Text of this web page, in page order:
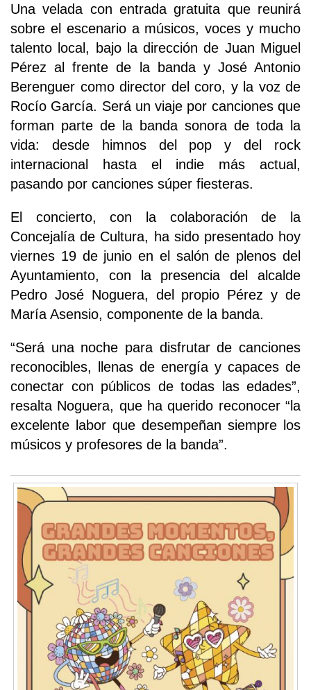
Una velada con entrada gratuita que reunirá
sobre el escenario a músicos, voces y mucho
talento local, bajo la dirección de Juan Miguel
Pérez al frente de la banda y José Antonio
Berenguer como director del coro, y la voz de
Rocío García. Será un viaje por canciones que
forman parte de la banda sonora de toda la
vida: desde himnos del pop y del rock
internacional hasta el indie más actual,
pasando por canciones súper fiesteras.
El concierto, con la colaboración de la
Concejalía de Cultura, ha sido presentado hoy
viernes 19 de junio en el salón de plenos del
Ayuntamiento, con la presencia del alcalde
Pedro José Noguera, del propio Pérez y de
María Asensio, componente de la banda.
“Será una noche para disfrutar de canciones
reconocibles, llenas de energía y capaces de
conectar con públicos de todas las edades”,
resalta Noguera, que ha querido reconocer “la
excelente labor que desempeñan siempre los
músicos y profesores de la banda”.